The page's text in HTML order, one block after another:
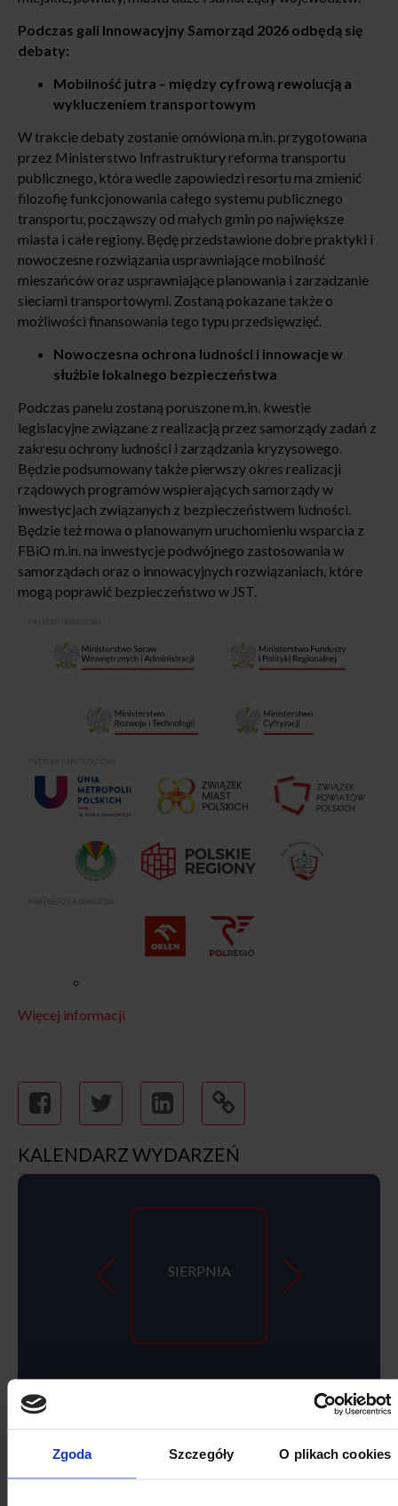
Zgoda Szczegóły O plikach cookies
Podczas gali Innowacyjny Samorząd 2026 odbędą się
debaty:
Mobilność jutra – między cyfrową rewolucją a
wykluczeniem transportowym
W trakcie debaty zostanie omówiona m.in. przygotowana
przez Ministerstwo Infrastruktury reforma transportu
publicznego, która wedle zapowiedzi resortu ma zmienić
filozofię funkcjonowania całego systemu publicznego
transportu, począwszy od małych gmin po największe
miasta i całe regiony. Będę przedstawione dobre praktyki i
nowoczesne rozwiązania usprawniające mobilność
mieszańców oraz usprawniające planowania i zarzadzanie
sieciami transportowymi. Zostaną pokazane także o
możliwości finansowania tego typu przedsięwzięć.
Nowoczesna ochrona ludności i innowacje w
służbie lokalnego bezpieczeństwa
Podczas panelu zostaną poruszone m.in. kwestie
legislacyjne związane z realizacją przez samorządy zadań z
zakresu ochrony ludności i zarządzania kryzysowego.
Będzie podsumowany także pierwszy okres realizacji
rządowych programów wspierających samorządy w
inwestycjach związanych z bezpieczeństwem ludności.
Będzie też mowa o planowanym uruchomieniu wsparcia z
FBiO m.in. na inwestycje podwójnego zastosowania w
samorządach oraz o innowacyjnych rozwiązaniach, które
mogą poprawić bezpieczeństwo w JST.
Więcej informacji
KALENDARZ WYDARZEŃ
SIERPNIA
SIERPIEŃ